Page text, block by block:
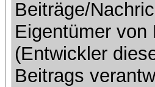
Beiträge/
Eigentümer von
(Entwickler
Beitrags